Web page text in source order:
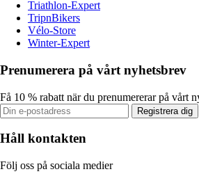
Triathlon-Expert
TripnBikers
Vélo-Store
Winter-Expert
Prenumerera på vårt nyhetsbrev
Få 10 % rabatt när du prenumererar på vårt
Registrera dig
Håll kontakten
Följ oss på sociala medier